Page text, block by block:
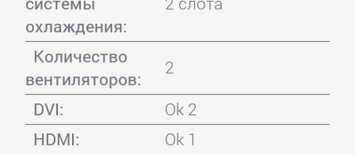
охлаждения:
Количество
вентиляторов:
2
DVI:
Ok 2
HDMI:
Ok 1